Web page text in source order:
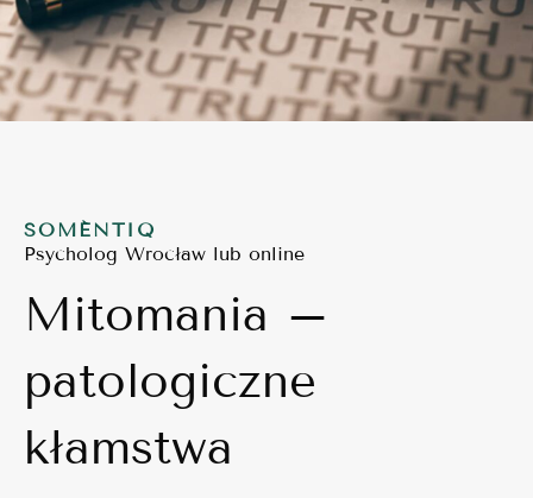
SOMÉNTIQ
Psycholog Wrocław lub online
Mitomania –
patologiczne
kłamstwa